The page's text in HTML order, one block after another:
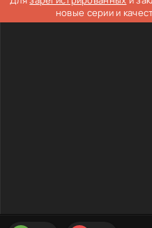
новые серии и